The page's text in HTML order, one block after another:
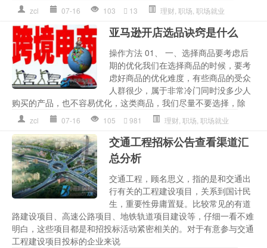
zcl 07-16 103 13 理财, 职场, 职场就业
亚马逊开店选品诀窍是什么
操作方法 01、 一、选择商品要考虑后
期的优化我们在选择商品的时候，要考
虑好商品的优化难度，有些商品的受众
人群很少，属于非常冷门同时没多少人
购买的产品，也不容易优化，这类商品，我们尽量不要选择，除
zcl 07-16 105 981 理财, 职场, 职场就业
交通工程招标公告查看渠道汇
总分析
交通工程，顾名思义，指的是和交通出
行有关的工程建设项目，关系到国计民
生，重要性毋庸置疑。比较常见的有道
路建设项目、高速公路项目、地铁轨道项目建设等，仔细一看不难
明白，这些项目都是和招投标活动紧密相关的。对于有意参与交通
工程建设项目投标的企业来说